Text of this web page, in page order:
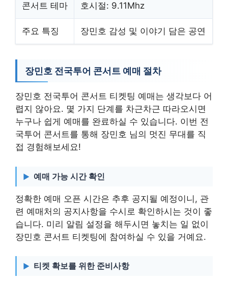
콘서트 테마 호시절: 9.11Mhz
주요 특징 장민호 감성 및 이야기 담은 공연
장민호 전국투어 콘서트 예매 절차
장민호 전국투어 콘서트 티켓팅 예매는 생각보다 어
렵지 않아요. 몇 가지 단계를 차근차근 따라오시면
누구나 쉽게 예매를 완료하실 수 있습니다. 이번 전
국투어 콘서트를 통해 장민호 님의 멋진 무대를 직
접 경험해보세요!
예매 가능 시간 확인
정확한 예매 오픈 시간은 추후 공지될 예정이니, 관
련 예매처의 공지사항을 수시로 확인하시는 것이 좋
습니다. 미리 알림 설정을 해두시면 놓치는 일 없이
장민호 콘서트 티켓팅에 참여하실 수 있을 거예요.
티켓 확보를 위한 준비사항